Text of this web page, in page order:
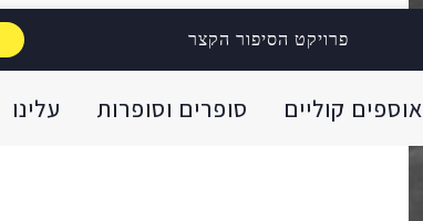
פרויקט הסיפור הקצר
אוספים קוליים סופרים וסופרות עלינו